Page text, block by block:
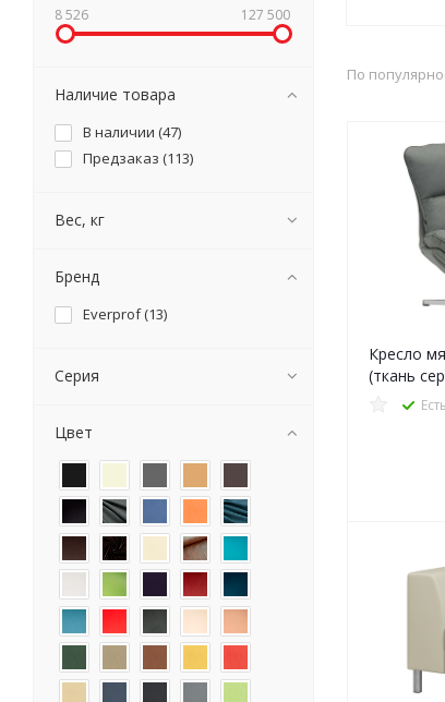
По
Кресло
(ткань
8 526 127 500
Наличие товара
В наличии (47)
Предзаказ (113)
Вес, кг
Бренд
Everprof (13)
Серия
Цвет